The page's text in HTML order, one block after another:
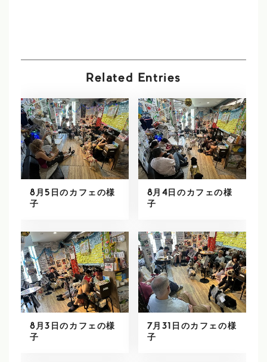
Related Entries
8月5日のカフェの様
子
8月4日のカフェの様
子
8月3日のカフェの様
子
7月31日のカフェの様
子